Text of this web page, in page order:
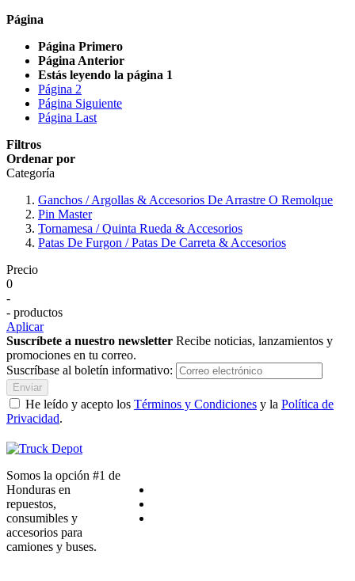
Página
Página Primero
Página Anterior
Estás leyendo la página 1
Página 2
Página Siguiente
Página Last
Filtros
Ordenar por
Categoría
Ganchos / Argollas & Accesorios De Arrastre O Remolque
Pin Master
Tornamesa / Quinta Rueda & Accesorios
Patas De Furgon / Patas De Carreta & Accesorios
Precio
0
-
- productos
Aplicar
Suscríbete a nuestro newsletter Recibe noticias, lanzamientos y
promociones en tu correo.
Suscríbase al boletín informativo:
Enviar
He leído y acepto los Términos y Condiciones y la Política de
Privacidad.
Somos la opción #1 de
Honduras en
repuestos,
consumibles y
accesorios para
camiones y buses.